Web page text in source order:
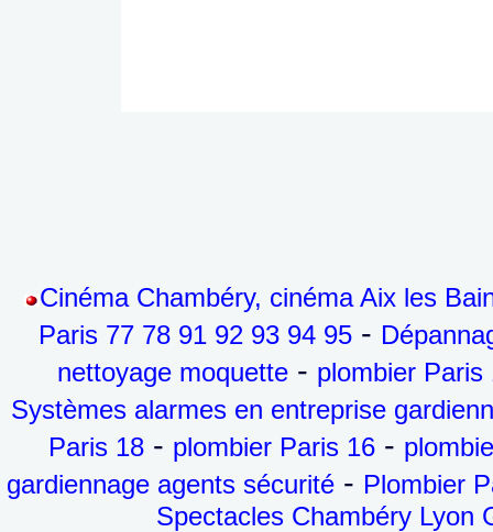
Cinéma Chambéry, cinéma Aix les
Paris 77 78 91 92 93 94 95 -
nettoyage moquette - plombier Paris
Systèmes alarmes en entreprise
Paris 18 - plombier Paris 16 -
gardiennage agents sécurité - Plombier
Spectacles Chambéry Lyon